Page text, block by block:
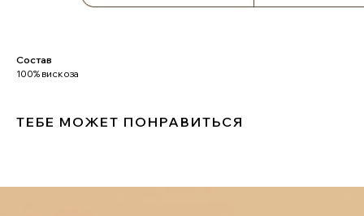
Состав
100% вискоза
ТЕБЕ МОЖЕТ ПОНРАВИТЬСЯ